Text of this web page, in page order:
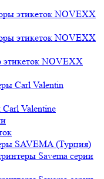
этикеток NOVEXX
этикеток NOVEXX
этикеток NOVEXX
Carl Valentin
Valentine
SAVEMA (Турция)
Savema серии